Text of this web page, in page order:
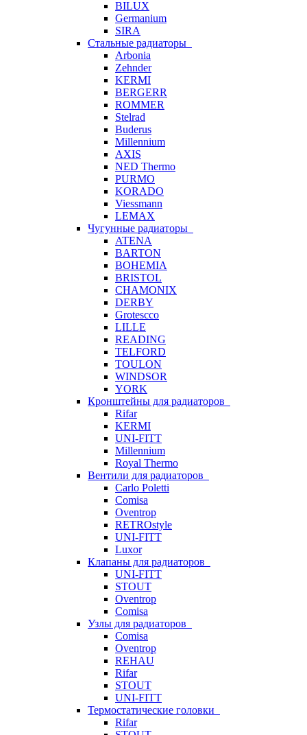
BILUX
Germanium
SIRA
Стальные радиаторы
Arbonia
Zehnder
KERMI
BERGERR
ROMMER
Stelrad
Buderus
Millennium
AXIS
NED Thermo
PURMO
KORADO
Viessmann
LEMAX
Чугунные радиаторы
ATENA
BARTON
BOHEMIA
BRISTOL
CHAMONIX
DERBY
Grotescco
LILLE
READING
TELFORD
TOULON
WINDSOR
YORK
Кронштейны для радиаторов
Rifar
KERMI
UNI-FITT
Millennium
Royal Thermo
Вентили для радиаторов
Carlo Poletti
Comisa
Oventrop
RETROstyle
UNI-FITT
Luxor
Клапаны для радиаторов
UNI-FITT
STOUT
Oventrop
Comisa
Узлы для радиаторов
Comisa
Oventrop
REHAU
Rifar
STOUT
UNI-FITT
Термостатические головки
Rifar